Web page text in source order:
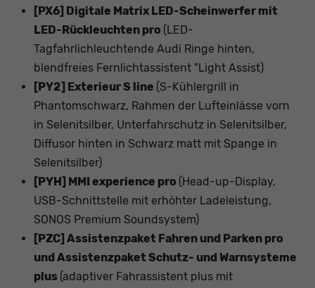
[PX6] Digitale Matrix LED-Scheinwerfer mit
LED-Rückleuchten pro (LED-
Tagfahrlichleuchtende Audi Ringe hinten,
blendfreies Fernlichtassistent "Light Assist)
[PY2] Exterieur S line (S-Kühlergrill in
Phantomschwarz, Rahmen der Lufteinlässe vorn
in Selenitsilber, Unterfahrschutz in Selenitsilber,
Diffusor hinten in Schwarz matt mit Spange in
Selenitsilber)
[PYH] MMI experience pro (Head-up-Display,
USB-Schnittstelle mit erhöhter Ladeleistung,
SONOS Premium Soundsystem)
[PZC] Assistenzpaket Fahren und Parken pro
und Assistenzpaket Schutz- und Warnsysteme
plus (adaptiver Fahrassistent plus mit